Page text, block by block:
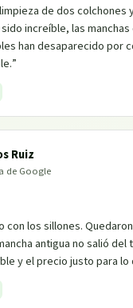
de dos colchones
increíble, las
han desaparecido por
”
Ruiz
de Google
con los sillones.
antigua no salió del
y el precio justo para